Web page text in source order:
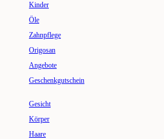
Kinder
Öle
Zahnpflege
Origosan
Angebote
Geschenkgutschein
Gesicht
Körper
Haare